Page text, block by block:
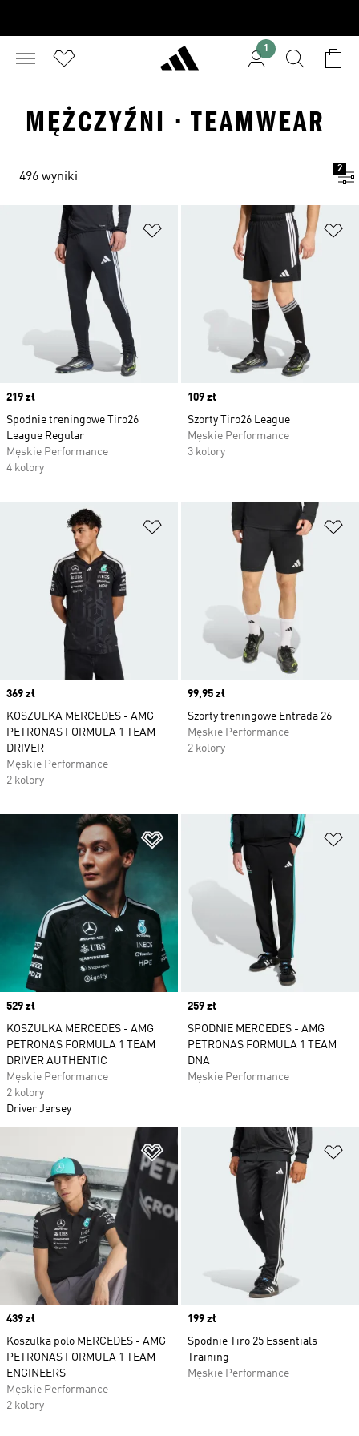
1
MĘŻCZYŹNI · TEAMWEAR
496 wyniki
2
Dodaj do listy życzeń
Price
219 zł
Spodnie treningowe Tiro26
League Regular
Męskie Performance
4 kolory
Price
109 zł
Szorty Tiro26 League
Męskie Performance
3 kolory
Dodaj do listy życzeń
Price
369 zł
KOSZULKA MERCEDES - AMG
PETRONAS FORMULA 1 TEAM
DRIVER
Męskie Performance
2 kolory
Price
99,95 zł
Szorty treningowe Entrada 26
Męskie Performance
2 kolory
Dodaj do listy życzeń
Price
529 zł
KOSZULKA MERCEDES - AMG
PETRONAS FORMULA 1 TEAM
DRIVER AUTHENTIC
Męskie Performance
2 kolory
Driver Jersey
Price
259 zł
SPODNIE MERCEDES - AMG
PETRONAS FORMULA 1 TEAM
DNA
Męskie Performance
Dodaj do listy życzeń
Price
439 zł
Koszulka polo MERCEDES - AMG
PETRONAS FORMULA 1 TEAM
ENGINEERS
Męskie Performance
2 kolory
Price
199 zł
Spodnie Tiro 25 Essentials
Training
Męskie Performance